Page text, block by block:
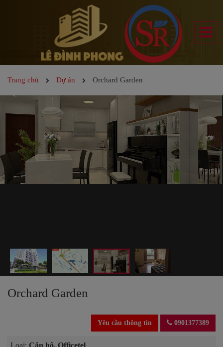
Trang chủ Dự án Orchard Garden
Orchard Garden
Yêu cầu thông tin 0901377389